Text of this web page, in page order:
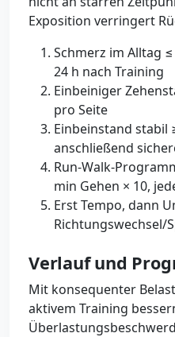
Exposition verringert
Schmerz im Alltag
24 h nach Training
Einbeiniger
pro Seite
Einbeinstand stabil
anschließend
Run-Walk-
min Gehen × 10,
Erst Tempo, dann
Richtungswechsel/
Verlauf und
Mit konsequenter
aktivem Training